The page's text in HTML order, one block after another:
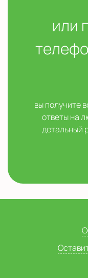
или
вы получите
ответы на
детальный